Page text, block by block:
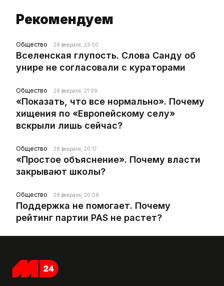
Рекомендуем
Общество 28 февраля, 23:00
Вселенская глупость. Слова Санду об
унире не согласовали с кураторами
Общество 28 февраля, 21:09
«Показать, что все нормально». Почему
хищения по «Европейскому селу»
вскрыли лишь сейчас?
Общество 28 февраля, 20:17
«Простое объяснение». Почему власти
закрывают школы?
Общество 28 февраля, 20:08
Поддержка не помогает. Почему
рейтинг партии PAS не растет?